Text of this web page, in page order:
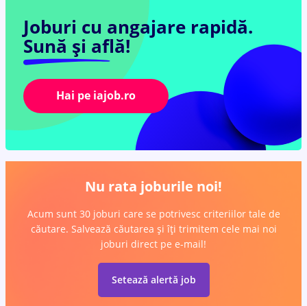
Joburi cu angajare rapidă.
Sună și află!
Hai pe iajob.ro
Nu rata joburile noi!
Acum sunt 30 joburi care se potrivesc criteriilor tale de
căutare. Salvează căutarea și îți trimitem cele mai noi
joburi direct pe e-mail!
Setează alertă job